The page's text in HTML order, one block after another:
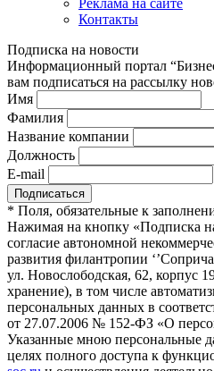
Реклама на сайте
Контакты
Подписка на новости
Информационный портал
вам подписаться на рассылку
Имя
Фамилия
Название компании
Должность
E-mail
* Поля, обязательные к
Нажимая на кнопку «Подписка
согласие автономной
развития филантропии
ул. Новослободская, 62, корпус
хранение), в том числе
персональных данных в
от 27.07.2006 № 152-ФЗ «О
Указанные мною персональные
целях полного доступа к